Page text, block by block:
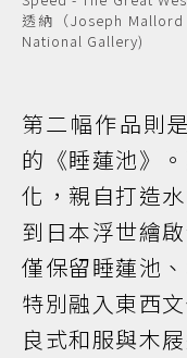
透納（Joseph
National Gallery)
第二幅作品則
的《睡蓮池》
化，親自打造
到日本浮世繪
僅保留睡蓮池
特別融入東西
良式和服與木